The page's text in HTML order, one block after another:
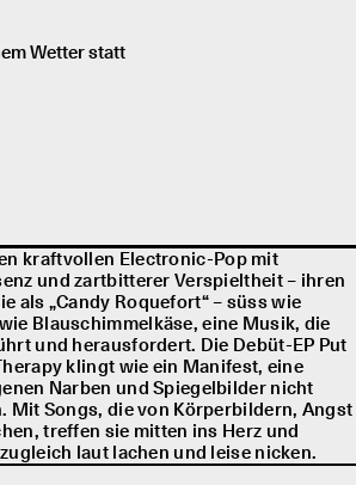
Wetter statt
kraftvollen Electronic-Pop mit
und zartbitterer Verspieltheit – ihren
als „Candy Roquefort“ – süss wie
Blauschimmelkäse, eine Musik, die
und herausfordert. Die Debüt-EP Put
klingt wie ein Manifest, eine
Narben und Spiegelbilder nicht
Mit Songs, die von Körperbildern, Angst
treffen sie mitten ins Herz und
laut lachen und leise nicken.